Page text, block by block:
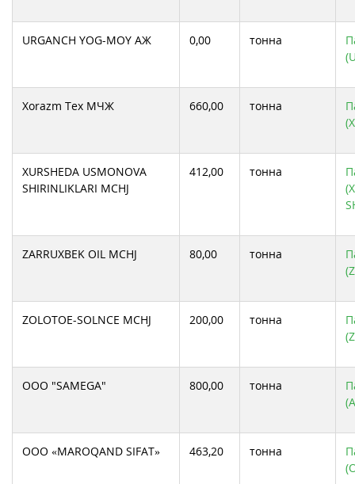
URGANCH YOG-MOY АЖ 0,00 тонна
Xorazm Tex МЧЖ 660,00 тонна
XURSHEDA USMONOVA
SHIRINLIKLARI MCHJ
412,00 тонна
ZARRUXBEK OIL MCHJ 80,00 тонна
ZOLOTOE-SOLNCE MCHJ 200,00 тонна
ООО "SAMEGA" 800,00 тонна
ООО «MAROQAND SIFAT» 463,20 тонна